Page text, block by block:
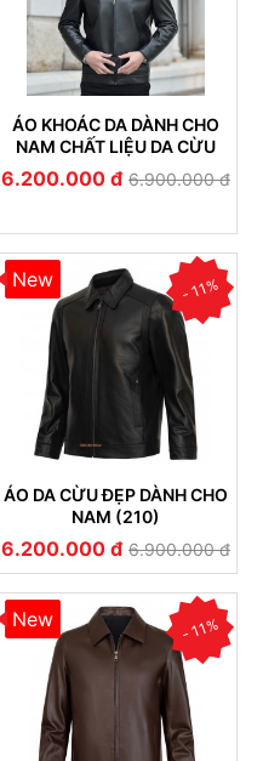
ÁO KHOÁC DA DÀNH CHO
NAM CHẤT LIỆU DA CỪU
NHUNG CAO CẤP BỀN ĐẸP
(233)
6.200.000 đ 6.900.000 đ
New - 11%
ÁO DA CỪU ĐẸP DÀNH CHO
NAM (210)
6.200.000 đ 6.900.000 đ
New - 11%